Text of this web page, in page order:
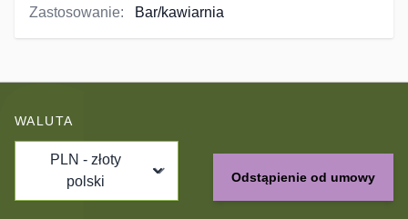
Zastosowanie:
Bar/kawiarnia
WALUTA
PLN - złoty
polski
Odstąpienie od umowy